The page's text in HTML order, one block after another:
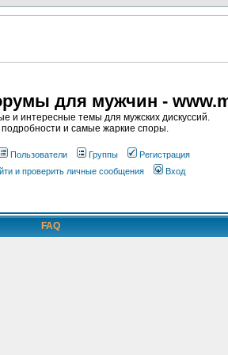
для мужчин -
и интересные темы для мужских дискуссий.
и самые жаркие споры.
Пользователи Группы
Регистрация
и проверить личные сообщения Вход
FAQ